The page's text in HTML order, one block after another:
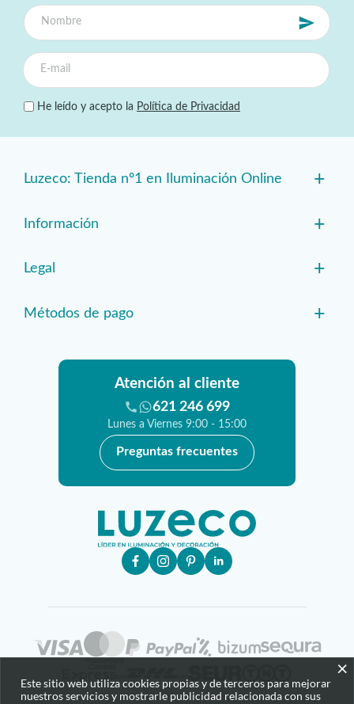
He leído y acepto la Política de Privacidad
Luzeco: Tienda nº1 en Iluminación Online +
Información +
Legal +
Métodos de pago +
Atención al cliente
621 246 699
Lunes a Viernes 9:00 - 15:00
Preguntas frecuentes
×
Este sitio web utiliza cookies propias y de terceros para mejorar
nuestros servicios y mostrarle publicidad relacionada con sus